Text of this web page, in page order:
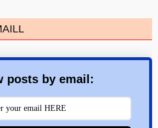
posts by email: